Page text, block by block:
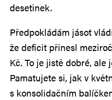
desetinek.
Předpokládám jásot
že deficit přinesl
Kč. To je jistě dobré, ale
Pamatujete si, jak v
s konsolidačním